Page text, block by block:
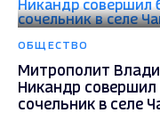
ОБЩЕСТВО
Митрополит
Никандр
сочельник в селе